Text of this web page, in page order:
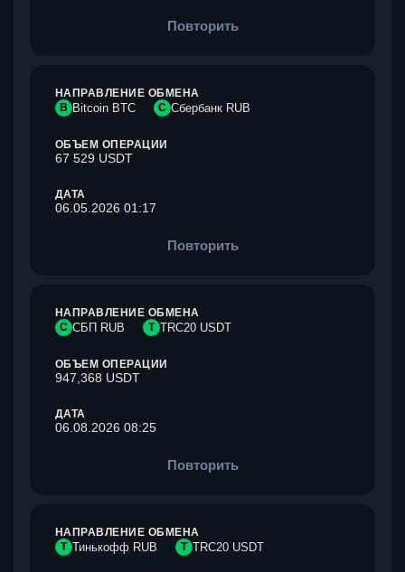
Повторить
НАПРАВЛЕНИЕ ОБМЕНА
B Bitcoin BTC С Сбербанк RUB
ОБЪЕМ ОПЕРАЦИИ
67 529 USDT
ДАТА
06.05.2026 01:17
Повторить
НАПРАВЛЕНИЕ ОБМЕНА
С СБП RUB T TRC20 USDT
ОБЪЕМ ОПЕРАЦИИ
947,368 USDT
ДАТА
06.08.2026 08:25
Повторить
НАПРАВЛЕНИЕ ОБМЕНА
Т Тинькофф RUB T TRC20 USDT